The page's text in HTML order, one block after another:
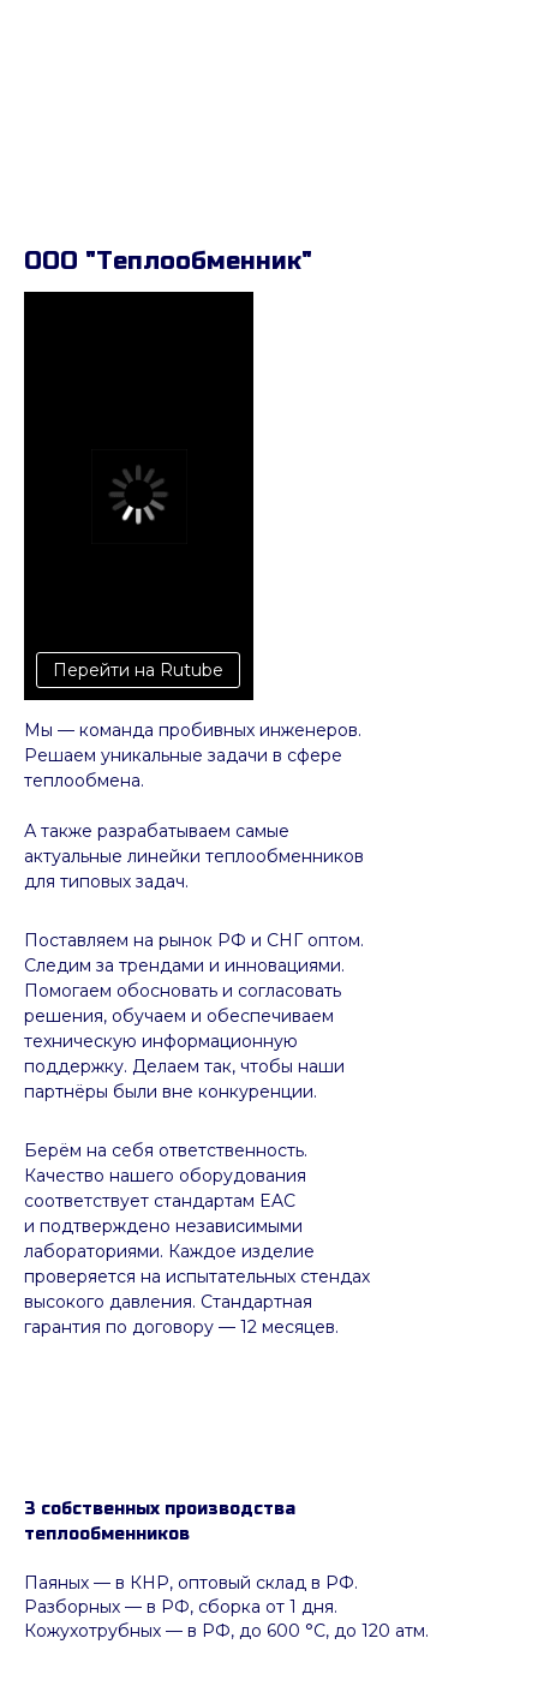
ООО "Теплообменник"
Мы — команда пробивных инженеров.
Решаем уникальные задачи в сфере
теплообмена.
А также разрабатываем самые
актуальные линейки теплообменников
для типовых задач.
Берём на себя ответственность.
Качество нашего оборудования
соответствует стандартам EAC
и подтверждено независимыми
лабораториями. Каждое изделие
проверяется на испытательных стендах
высокого давления. Стандартная
гарантия по договору — 12 месяцев.
Поставляем на рынок РФ и СНГ оптом.
Следим за трендами и инновациями.
Помогаем обосновать и согласовать
решения, обучаем и обеспечиваем
техническую информационную
поддержку. Делаем так, чтобы наши
партнёры были вне конкуренции.
Перейти на Rutube
3 собственных производства
теплообменников
Паяных — в КНР, оптовый склад в РФ.
Разборных — в РФ, сборка от 1 дня.
Кожухотрубных — в РФ, до 600 °C, до 120 атм.